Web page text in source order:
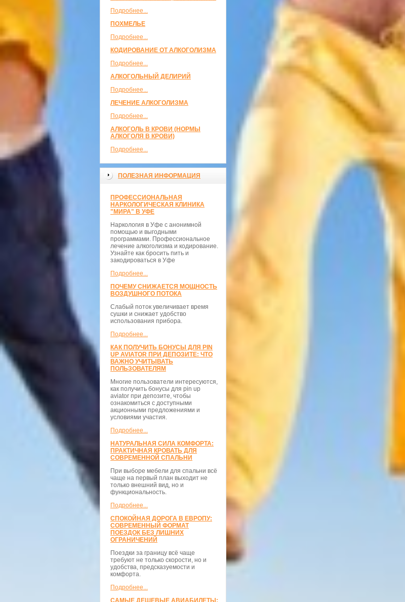
Подробнее...
ПОХМЕЛЬЕ
Подробнее...
КОДИРОВАНИЕ ОТ АЛКОГОЛИЗМА
Подробнее...
АЛКОГОЛЬНЫЙ ДЕЛИРИЙ
Подробнее...
ЛЕЧЕНИЕ АЛКОГОЛИЗМА
Подробнее...
АЛКОГОЛЬ В КРОВИ (НОРМЫ
АЛКОГОЛЯ В КРОВИ)
Подробнее...
ПОЛЕЗНАЯ ИНФОРМАЦИЯ
ПРОФЕССИОНАЛЬНАЯ
НАРКОЛОГИЧЕСКАЯ КЛИНИКА
"МИРА" В УФЕ
Наркология в Уфе с анонимной
помощью и выгодными
программами. Профессиональное
лечение алкоголизма и кодирование.
Узнайте как бросить пить и
закодироваться в Уфе
Подробнее...
ПОЧЕМУ СНИЖАЕТСЯ МОЩНОСТЬ
ВОЗДУШНОГО ПОТОКА
Слабый поток увеличивает время
сушки и снижает удобство
использования прибора.
Подробнее...
КАК ПОЛУЧИТЬ БОНУСЫ ДЛЯ PIN
UP AVIATOR ПРИ ДЕПОЗИТЕ: ЧТО
ВАЖНО УЧИТЫВАТЬ
ПОЛЬЗОВАТЕЛЯМ
Многие пользователи интересуются,
как получить бонусы для pin up
aviator при депозите, чтобы
ознакомиться с доступными
акционными предложениями и
условиями участия.
Подробнее...
НАТУРАЛЬНАЯ СИЛА КОМФОРТА:
ПРАКТИЧНАЯ КРОВАТЬ ДЛЯ
СОВРЕМЕННОЙ СПАЛЬНИ
При выборе мебели для спальни всё
чаще на первый план выходит не
только внешний вид, но и
функциональность.
Подробнее...
СПОКОЙНАЯ ДОРОГА В ЕВРОПУ:
СОВРЕМЕННЫЙ ФОРМАТ
ПОЕЗДОК БЕЗ ЛИШНИХ
ОГРАНИЧЕНИЙ
Поездки за границу всё чаще
требуют не только скорости, но и
удобства, предсказуемости и
комфорта.
Подробнее...
САМЫЕ ДЕШЕВЫЕ АВИАБИЛЕТЫ: